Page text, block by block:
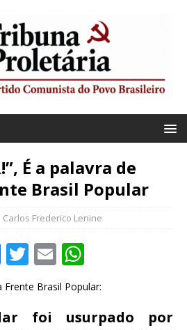
É a palavra de
Brasil Popular
Carlos Frederico Lenine
F
a
c
e
T
w
it
te
E
m
ai
l
h
at
s
Brasil Popular:
foi usurpado por